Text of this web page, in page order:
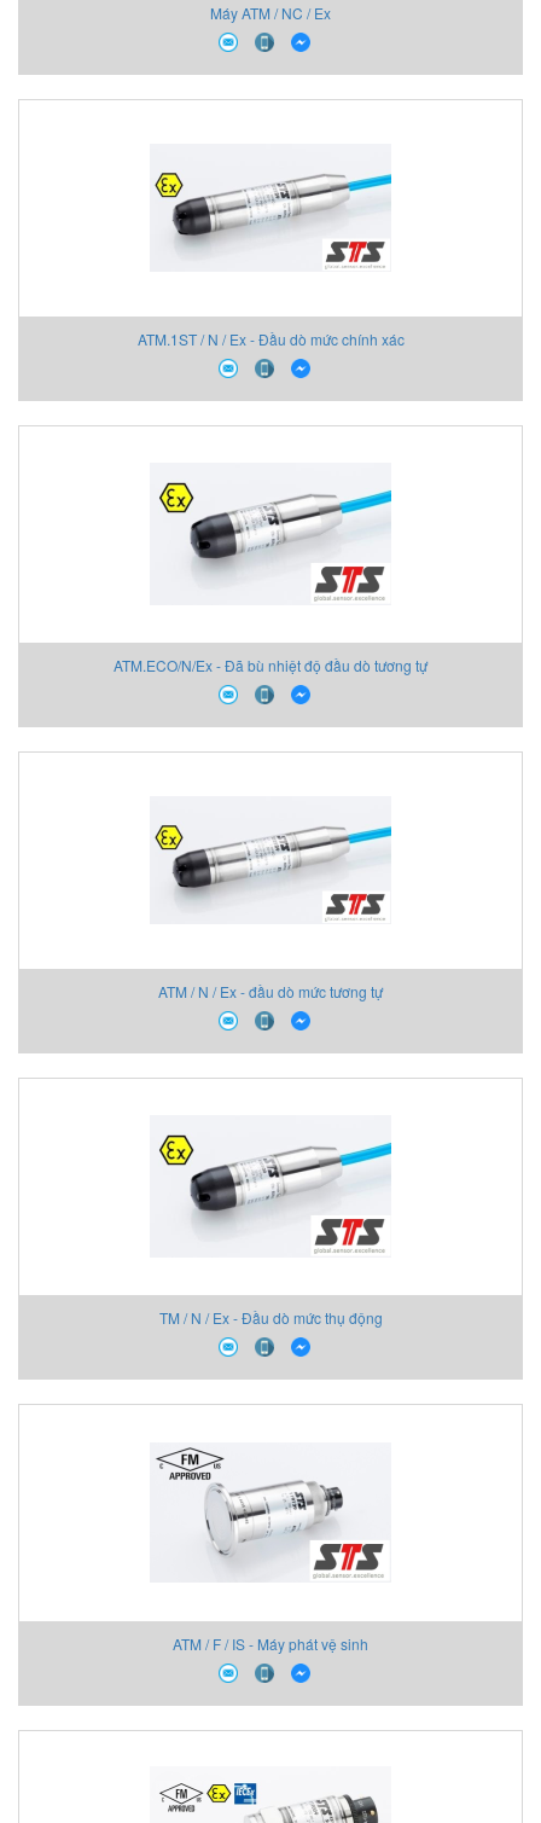
Máy ATM / NC / Ex
ATM.1ST / N / Ex - Đầu dò mức chính xác
ATM.ECO/N/Ex - Đã bù nhiệt độ đầu dò tương tự
ATM / N / Ex - đầu dò mức tương tự
TM / N / Ex - Đầu dò mức thụ động
ATM / F / IS - Máy phát vệ sinh